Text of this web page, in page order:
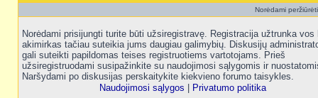
Norėdami
Norėdami prisijungti turite būti užsiregistravę. Registracija užtrunka vos
akimirkas tačiau suteikia jums daugiau galimybių. Diskusijų
gali suteikti papildomas teises registruotiems vartotojams. Prieš
užsiregistruodami susipažinkite su naudojimosi sąlygomis ir
Naršydami po diskusijas perskaitykite kiekvieno forumo taisykles.
Naudojimosi sąlygos
Privatumo politika